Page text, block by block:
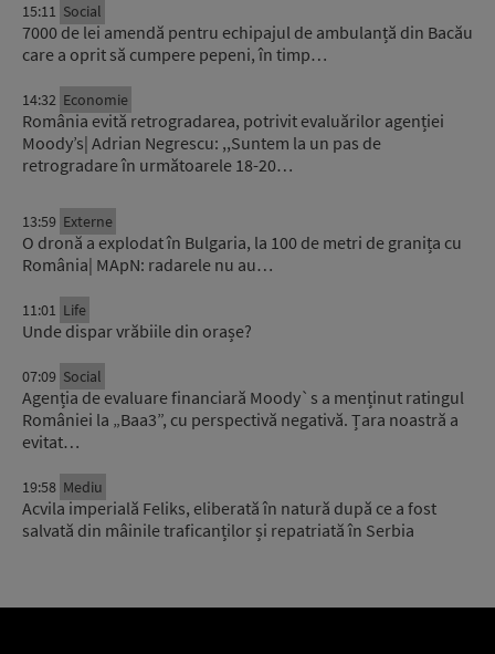
15:11 Social
7000 de lei amendă pentru echipajul de ambulanță din Bacău
care a oprit să cumpere pepeni, în timp…
14:32 Economie
România evită retrogradarea, potrivit evaluărilor agenției
Moody’s| Adrian Negrescu: ,,Suntem la un pas de
retrogradare în următoarele 18-20…
13:59 Externe
O dronă a explodat în Bulgaria, la 100 de metri de granița cu
România| MApN: radarele nu au…
11:01 Life
Unde dispar vrăbiile din orașe?
07:09 Social
Agenția de evaluare financiară Moody`s a menținut ratingul
României la „Baa3”, cu perspectivă negativă. Țara noastră a
evitat…
19:58 Mediu
Acvila imperială Feliks, eliberată în natură după ce a fost
salvată din mâinile traficanților și repatriată în Serbia